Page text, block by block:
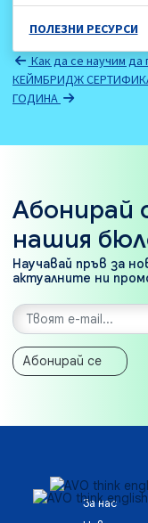
ПOЛЕЗНИ РЕСУРСИ
Как да се научим да
КЕЙМБРИДЖ
ГОДИНА
Абонирай
нашия
Научавай пръв за
актуалните ни
Абонирай се
За нас